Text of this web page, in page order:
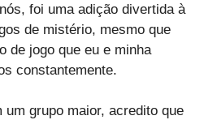
foi uma adição divertida à
de mistério, mesmo que
de jogo que eu e minha
constantemente.
grupo maior, acredito que